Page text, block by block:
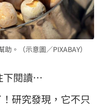
。（示意圖／PIXABAY）
下閱讀…
研究發現，它不只